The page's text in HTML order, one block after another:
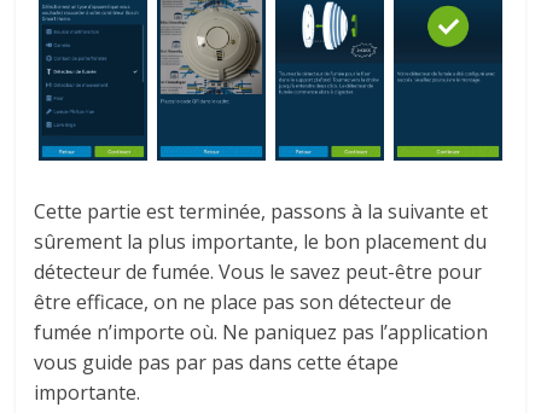
Cette partie est terminée, passons à la suivante et
sûrement la plus importante, le bon placement du
détecteur de fumée. Vous le savez peut-être pour
être efficace, on ne place pas son détecteur de
fumée n’importe où. Ne paniquez pas l’application
vous guide pas par pas dans cette étape
importante.